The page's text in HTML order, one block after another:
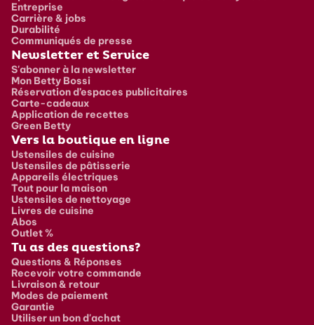
Entreprise
Carrière & jobs
Durabilité
Communiqués de presse
Newsletter et Service
S'abonner à la newsletter
Mon Betty Bossi
Réservation d’espaces publicitaires
Carte-cadeaux
Application de recettes
Green Betty
Vers la boutique en ligne
Ustensiles de cuisine
Ustensiles de pâtisserie
Appareils électriques
Tout pour la maison
Ustensiles de nettoyage
Livres de cuisine
Abos
Outlet %
Tu as des questions?
Questions & Réponses
Recevoir votre commande
Livraison & retour
Modes de paiement
Garantie
Utiliser un bon d'achat